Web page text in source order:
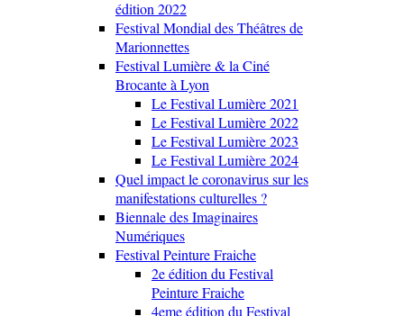
édition 2022
Festival Mondial des Théâtres de
Marionnettes
Festival Lumière & la Ciné
Brocante à Lyon
Le Festival Lumière 2021
Le Festival Lumière 2022
Le Festival Lumière 2023
Le Festival Lumière 2024
Quel impact le coronavirus sur les
manifestations culturelles ?
Biennale des Imaginaires
Numériques
Festival Peinture Fraiche
2e édition du Festival
Peinture Fraiche
4eme édition du Festival